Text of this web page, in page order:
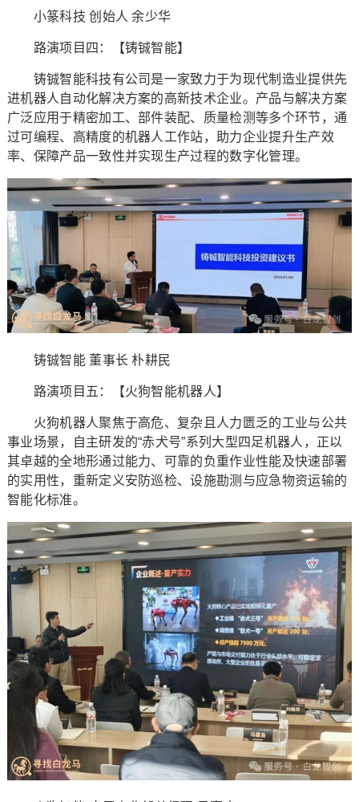
小篆科技 创始人 余少华
路演项目四：【铸铖智能】
铸铖智能科技有公司是一家致力于为现代制造业提供先
进机器人自动化解决方案的高新技术企业。产品与解决方案
广泛应用于精密加工、部件装配、质量检测等多个环节，通
过可编程、高精度的机器人工作站，助力企业提升生产效
率、保障产品一致性并实现生产过程的数字化管理。
铸铖智能 董事长 朴耕民
路演项目五：【火狗智能机器人】
火狗机器人聚焦于高危、复杂且人力匮乏的工业与公共
事业场景，自主研发的“赤犬号”系列大型四足机器人，正以
其卓越的全地形通过能力、可靠的负重作业性能及快速部署
的实用性，重新定义安防巡检、设施勘测与应急物资运输的
智能化标准。